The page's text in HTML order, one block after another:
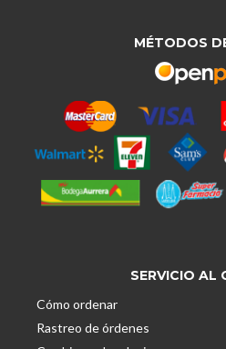
MÉTODOS
SERVICIO AL
Cómo ordenar
Rastreo de órdenes